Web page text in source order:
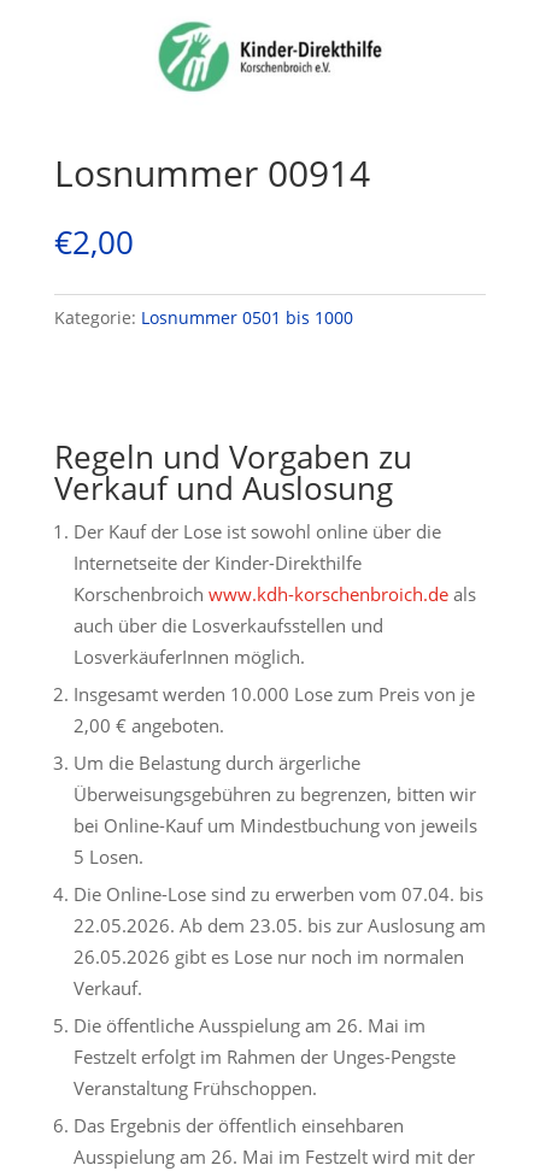
Losnummer 00914
€2,00
Kategorie: Losnummer 0501 bis 1000
Regeln und Vorgaben zu
Verkauf und Auslosung
Der Kauf der Lose ist sowohl online über die
Internetseite der Kinder-Direkthilfe
Korschenbroich www.kdh-korschenbroich.deals
auch über die Losverkaufsstellen und
LosverkäuferInnen möglich.
Insgesamt werden 10.000 Lose zum Preis von je
2,00 € angeboten.
Um die Belastung durch ärgerliche
Überweisungsgebühren zu begrenzen, bitten wir
bei Online-Kauf um Mindestbuchung von jeweils
5 Losen.
Die Online-Lose sind zu erwerben vom 07.04. bis
22.05.2026. Ab dem 23.05. bis zur Auslosung am
26.05.2026 gibt es Lose nur noch im normalen
Verkauf.
Die öffentliche Ausspielung am 26. Mai im
Festzelt erfolgt im Rahmen der Unges-Pengste
Veranstaltung Frühschoppen.
Das Ergebnis der öffentlich einsehbaren
Ausspielung am 26. Mai im Festzelt wird mit der